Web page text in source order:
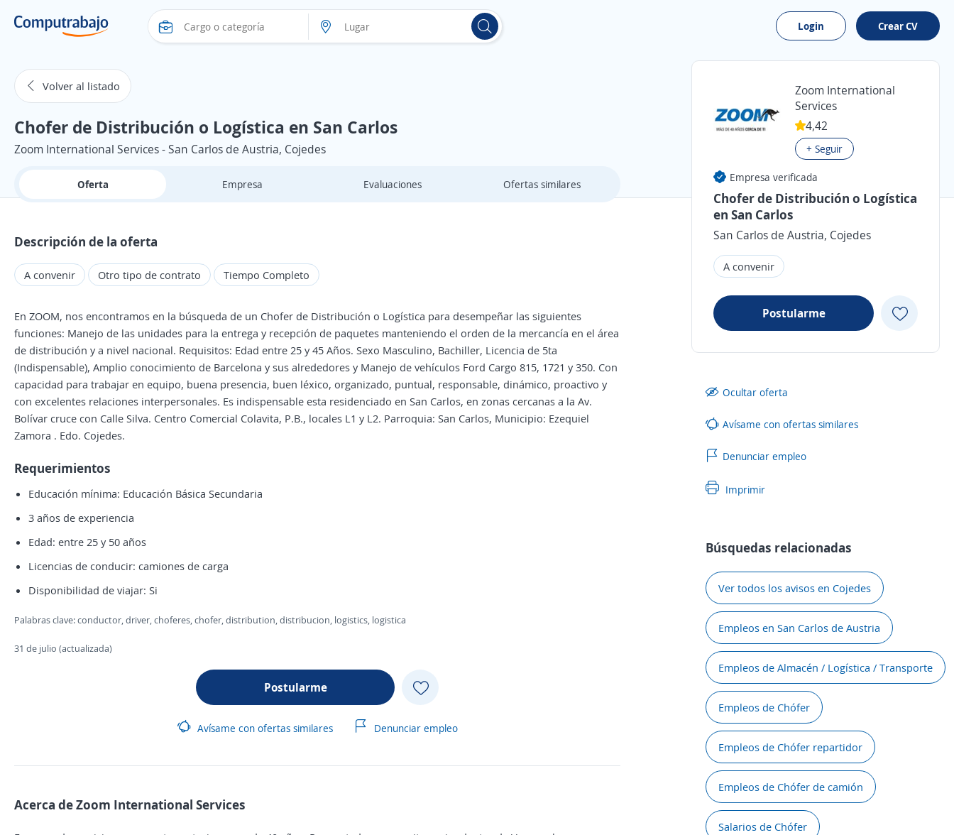
Login Crear CV
Volver al listado
Chofer de Distribución o Logística en San Carlos
Zoom International Services - San Carlos de Austria, Cojedes
Oferta Empresa Evaluaciones Ofertas similares
Descripción de la oferta
A convenir Otro tipo de contrato Tiempo Completo
En ZOOM, nos encontramos en la búsqueda de un Chofer de Distribución o Logística para desempeñar las siguientes
funciones: Manejo de las unidades para la entrega y recepción de paquetes manteniendo el orden de la mercancía en el área
de distribución y a nivel nacional. Requisitos: Edad entre 25 y 45 Años. Sexo Masculino, Bachiller, Licencia de 5ta
(Indispensable), Amplio conocimiento de Barcelona y sus alrededores y Manejo de vehículos Ford Cargo 815, 1721 y 350. Con
capacidad para trabajar en equipo, buena presencia, buen léxico, organizado, puntual, responsable, dinámico, proactivo y
con excelentes relaciones interpersonales. Es indispensable esta residenciado en San Carlos, en zonas cercanas a la Av.
Bolívar cruce con Calle Silva. Centro Comercial Colavita, P.B., locales L1 y L2. Parroquia: San Carlos, Municipio: Ezequiel
Zamora . Edo. Cojedes.
Requerimientos
Educación mínima: Educación Básica Secundaria
3 años de experiencia
Edad: entre 25 y 50 años
Licencias de conducir: camiones de carga
Disponibilidad de viajar: Si
Palabras clave: conductor, driver, choferes, chofer, distribution, distribucion, logistics, logistica
31 de julio (actualizada)
Postularme
Avísame con ofertas similares Denunciar empleo
Acerca de Zoom International Services
Zoom International
Services
4,42
+ Seguir
Empresa verificada
Chofer de Distribución o Logística
en San Carlos
San Carlos de Austria, Cojedes
A convenir
Postularme
Ocultar oferta
Avísame con ofertas similares
Denunciar empleo
Imprimir
Búsquedas relacionadas
Ver todos los avisos en Cojedes
Empleos en San Carlos de Austria
Empleos de Almacén / Logística / Transporte
Empleos de Chófer
Empleos de Chófer repartidor
Empleos de Chófer de camión
Salarios de Chófer